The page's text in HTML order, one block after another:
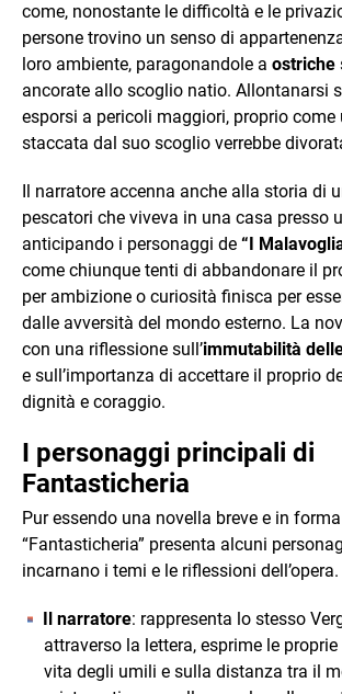
come, nonostante le difficoltà e le
persone trovino un senso di
loro ambiente, paragonandole a ostriche
ancorate allo scoglio natio. Allontanarsi
esporsi a pericoli maggiori, proprio come
staccata dal suo scoglio verrebbe
Il narratore accenna anche alla storia di
pescatori che viveva in una casa presso
anticipando i personaggi de “I
come chiunque tenti di abbandonare il
per ambizione o curiosità finisca per
dalle avversità del mondo esterno. La
con una riflessione sull’immutabilità
e sull’importanza di accettare il proprio
dignità e coraggio.
I personaggi principali di
Fantasticheria
Pur essendo una novella breve e in
“Fantasticheria” presenta alcuni
incarnano i temi e le riflessioni dell’opera.
Il narratore: rappresenta lo stesso
attraverso la lettera, esprime le
vita degli umili e sulla distanza tra il